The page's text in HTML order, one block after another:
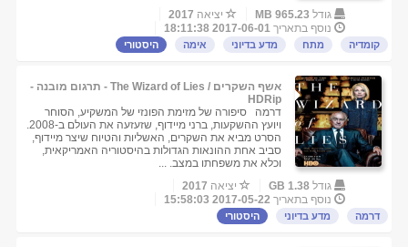
גודל 965.23 MB יציאה 2017
נוסף בתאריך 2017-06-01 18:11:38
קומדיה מתח מדע בדיוני אימה היסטורי
אשף השקרים / The Wizard of Lies - תרגום מובנה -
HDRip
דרמה סיפורה של מזימת הפונזי של המשקיע, הסוחר
ויועץ ההשקעות, ברני מיידוף, שזעזעה את העולם ב-2008.
הסרט מביא את השקרים, האשליות והטיוח שיצר מיידוף,
סביב אחת ההונאות הגדולות בהיסטוריה האמריקאית,
וכלא את משפחתו במצב. ...
גודל 1.38 GB יציאה 2017
נוסף בתאריך 2017-05-22 15:58:03
דרמה מדע בדיוני היסטורי